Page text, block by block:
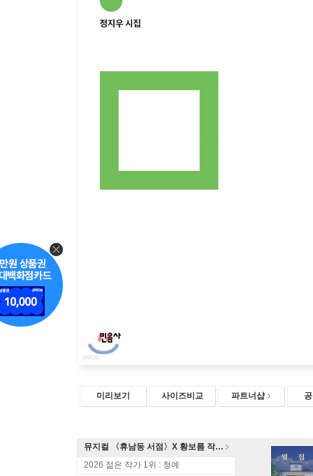
미리보기 사이즈비교 파트너샵
뮤지컬 〈휴남동 서점〉X 황보름 작가 북토크
2026 젊은 작가 1위 : 청예